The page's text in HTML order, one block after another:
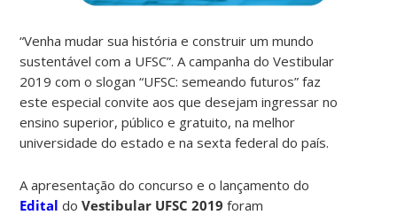
“Venha mudar sua história e construir um mundo
sustentável com a UFSC”. A campanha do Vestibular
2019 com o slogan “UFSC: semeando futuros” faz
este especial convite aos que desejam ingressar no
ensino superior, público e gratuito, na melhor
universidade do estado e na sexta federal do país.
A apresentação do concurso e o lançamento do
Edital doVestibular UFSC 2019 foram